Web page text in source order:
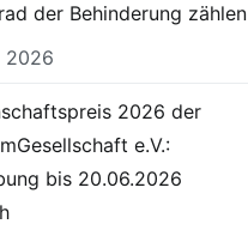
der Behinderung zählen
2026
2026 der
e.V.:
bis 20.06.2026